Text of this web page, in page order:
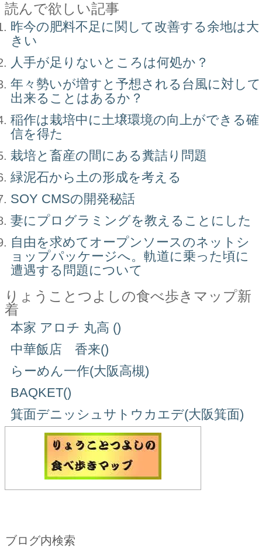
読んで欲しい記事
昨今の肥料不足に関して改善する余地は大
きい
人手が足りないところは何処か？
年々勢いが増すと予想される台風に対して
出来ることはあるか？
稲作は栽培中に土壌環境の向上ができる確
信を得た
栽培と畜産の間にある糞詰り問題
緑泥石から土の形成を考える
SOY CMSの開発秘話
妻にプログラミングを教えることにした
自由を求めてオープンソースのネットシ
ョップパッケージへ。軌道に乗った頃に
遭遇する問題について
りょうことつよしの食べ歩きマップ新
着
本家 アロチ 丸高 ()
中華飯店 香来()
らーめん一作(大阪高槻)
BAQKET()
箕面デニッシュサトウカエデ(大阪箕面)
ブログ内検索